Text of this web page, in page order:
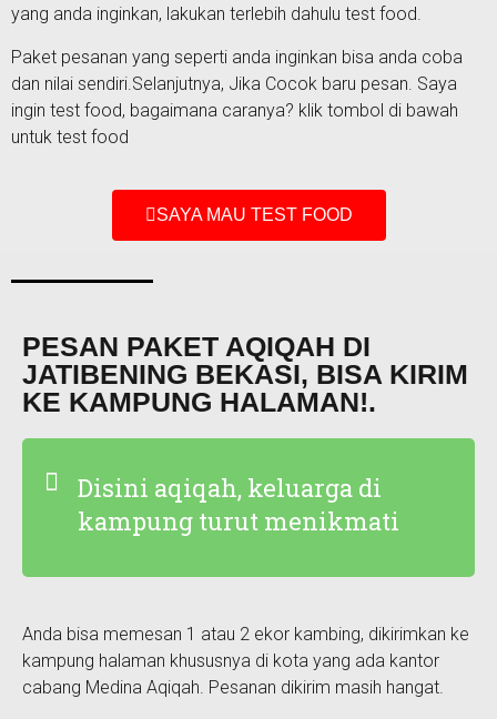
yang anda inginkan, lakukan terlebih dahulu test food.
Paket pesanan yang seperti anda inginkan bisa anda coba
dan nilai sendiri.Selanjutnya, Jika Cocok baru pesan. Saya
ingin test food, bagaimana caranya? klik tombol di bawah
untuk test food
SAYA MAU TEST FOOD
PESAN PAKET AQIQAH DI
JATIBENING BEKASI, BISA KIRIM
KE KAMPUNG HALAMAN!.
Disini aqiqah, keluarga di
kampung turut menikmati
Anda bisa memesan 1 atau 2 ekor kambing, dikirimkan ke
kampung halaman khususnya di kota yang ada kantor
cabang Medina Aqiqah. Pesanan dikirim masih hangat.